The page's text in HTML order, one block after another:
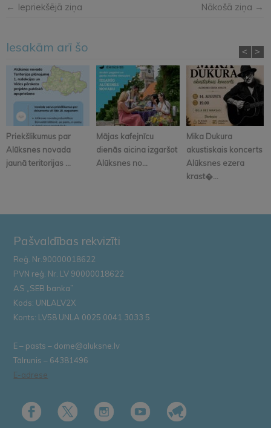
← Iepriekšējā ziņa Nākošā ziņa →
Iesakām arī šo
Priekšlikumus par
Alūksnes novada
jaunā teritorijas ...
Mājas kafejnīcu
dienās aicina izgaršot
Alūksnes no...
Mika Dukura
akustiskais koncerts
Alūksnes ezera
krast�...
< >
Pašvaldības rekvizīti
Reģ. Nr.90000018622
PVN reģ. Nr. LV 90000018622
AS „SEB banka”
Kods: UNLALV2X
Konts: LV58 UNLA 0025 0041 3033 5
E – pasts – dome@aluksne.lv
Tālrunis – 64381496
E-adrese